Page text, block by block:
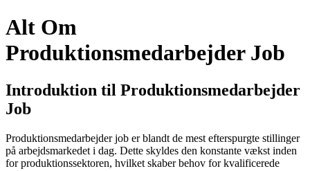
Alt Om
Produktionsmedarbejder Job
Introduktion til Produktionsmedarbejder
Job
Produktionsmedarbejder job er blandt de mest efterspurgte stillinger
på arbejdsmarkedet i dag. Dette skyldes den konstante vækst inden
for produktionssektoren, hvilket skaber behov for kvalificerede